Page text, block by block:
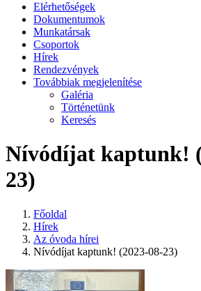
Elérhetőségek
Dokumentumok
Munkatársak
Csoportok
Hírek
Rendezvények
Továbbiak megjelenítése
Galéria
Történetünk
Keresés
Nívódíjat kaptunk!
23)
Főoldal
Hírek
Az óvoda hírei
Nívódíjat kaptunk! (2023-08-23)